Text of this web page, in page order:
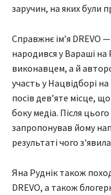
заручин, на яких були
Справжнє ім’я DREVO
народився у Вараші на
виконавцем, а й
участь у Нацвідборі
посів дев’яте місце,
боку медіа. Після
запропонував йому
результаті чого
Яна Руднік також
DREVO, а також